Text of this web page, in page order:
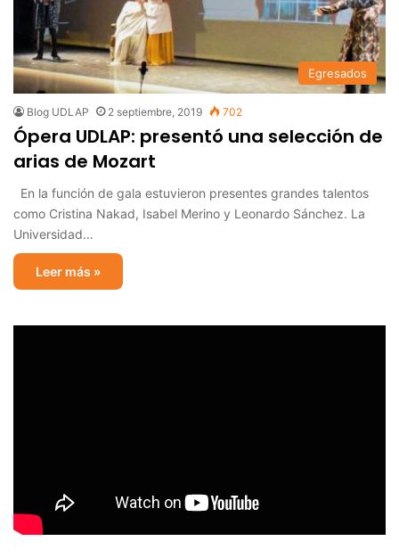
Egresados
Blog UDLAP 2 septiembre, 2019 702
Ópera UDLAP: presentó una selección de
arias de Mozart
En la función de gala estuvieron presentes grandes talentos
como Cristina Nakad, Isabel Merino y Leonardo Sánchez. La
Universidad…
Leer más »